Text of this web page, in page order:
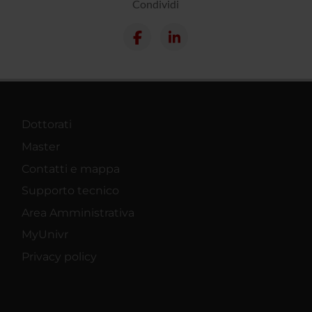
Condividi
Dottorati
Master
Contatti e mappa
Supporto tecnico
Area Amministrativa
MyUnivr
Privacy policy